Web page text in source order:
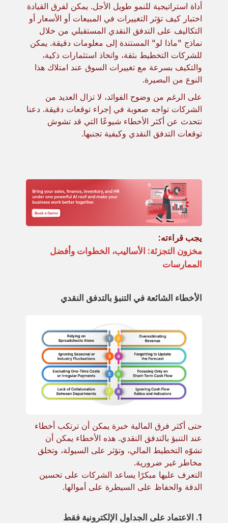
أداة استراتيجية للنمو طويل الأجل. يمكن لفرق القيادة
اختبار كيف تؤثر التغييرات في المبيعات أو الأسعار أو
التكاليف على التدفق النقدي المستقبلي من خلال
نماذج "ماذا لو" المستندة إلى معلومات دقيقة. يمكن
للشركات التخطيط بثقة، واتخاذ استثمارات ذكية،
والتكيف بسرعة مع تغييرات السوق عند امتلاك هذا
النوع من البصيرة.
على الرغم من وضوح الفوائد، لا تزال العديد من
الشركات تواجه صعوبة في إجراء توقعات دقيقة. دعنا
نتحدث عن أكثر الأخطاء شيوعًا التي قد تشوش
توقعات التدفق النقدي وكيفية تجنبها.
يجب قراءته:
مخزون التجزئة: الأساليب، الخطوات وأفضل
الممارسات
الأخطاء الشائعة في التنبؤ بالتدفق النقدي
حتى أكثر فرق المالية خبرة يمكن أن ترتكب أخطاء
عند التنبؤ بالتدفق النقدي. هذه الأخطاء يمكن أن
تشوّه التخطيط المالي، وتؤثر على السيولة، وتخلق
مخاطر غير ضرورية.
التعرف عليها مبكرًا يساعد الشركات على تحسين
الدقة والحفاظ على السيطرة على أموالها.
1. الاعتماد على الجداول الإلكترونية فقط